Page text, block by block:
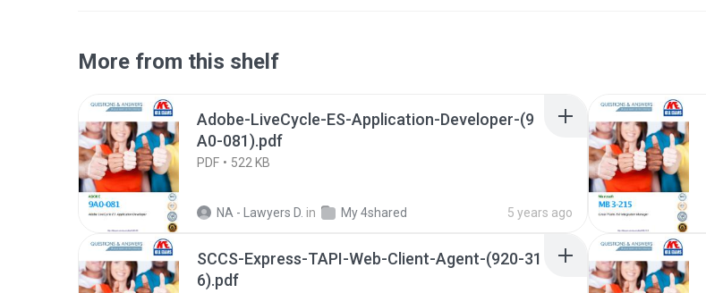
More from this shelf
Adobe-LiveCycle-ES-Application-Developer-(9
A0-081).pdf
PDF 522 KB
NA - Lawyers D. in My 4shared 5 years ago
SCCS-Express-TAPI-Web-Client-Agent-(920-31
6).pdf